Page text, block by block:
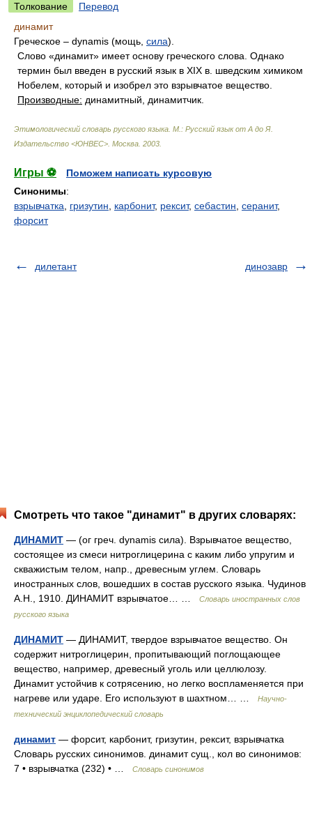
Толкование
Перевод
динамит
Греческое – dynamis (мощь, сила).
Слово «динамит» имеет основу греческого слова. Однако
термин был введен в русский язык в XIX в. шведским химиком
Нобелем, который и изобрел это взрывчатое вещество.
Производные: динамитный, динамитчик.
Этимологический словарь русского языка. М.: Русский язык от А до Я.
Издательство <ЮНВЕС> Москва 2003
Игры ⚽
Поможем написать курсовую
Синонимы:
взрывчатка
гризутин карбонит, рексит, себастин серанит,
форсит
дилетант динозавр
Смотреть что такое "динамит" в других словарях:
ДИНАМИТ — (ог греч. dynamis сила). Взрывчатое вещество,
состоящее из смеси нитроглицерина с каким либо упругим и
скважистым телом, напр., древесным углем. Словарь
иностранных слов, вошедших в состав русского языка. Чудинов
А.Н., 1910. ДИНАМИТ взрывчатое… …
Словарь иностранных слов
русского языка
ДИНАМИТ — ДИНАМИТ, твердое взрывчатое вещество. Он
содержит нитроглицерин, пропитывающий поглощающее
вещество, например, древесный уголь или целлюлозу.
Динамит устойчив к сотрясению, но легко воспламеняется при
нагреве или ударе. Его используют в шахтном… …
Научно-
технический энциклопедический словарь
динамит — форсит, карбонит, гризутин, рексит, взрывчатка
Словарь русских синонимов. динамит сущ., кол во синонимов:
7 • взрывчатка (232) • …
Словарь синонимов